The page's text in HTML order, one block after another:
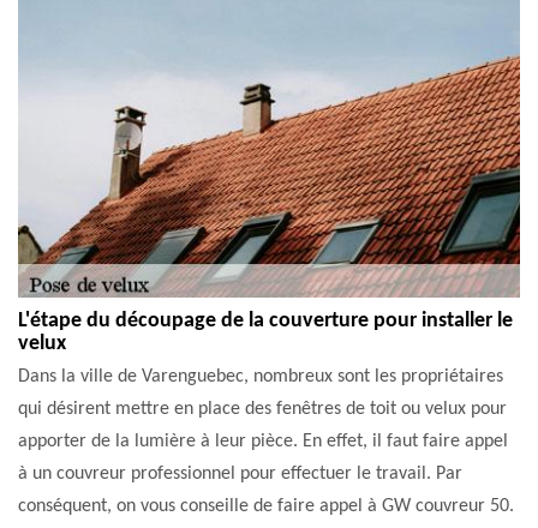
L'étape du découpage de la couverture pour installer le
velux
Dans la ville de Varenguebec, nombreux sont les propriétaires
qui désirent mettre en place des fenêtres de toit ou velux pour
apporter de la lumière à leur pièce. En effet, il faut faire appel
à un couvreur professionnel pour effectuer le travail. Par
conséquent, on vous conseille de faire appel à GW couvreur 50.